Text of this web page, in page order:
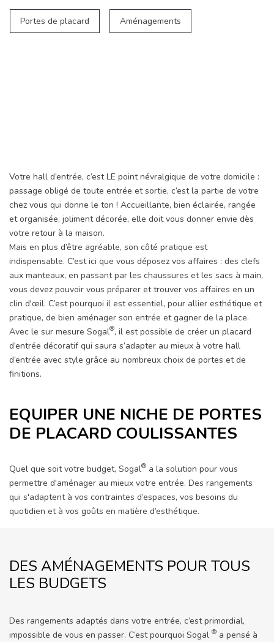
Portes de placard Aménagements
Votre hall d’entrée, c’est LE point névralgique de votre domicile :
passage obligé de toute entrée et sortie, c’est la partie de votre
chez vous qui donne le ton ! Accueillante, bien éclairée, rangée
et organisée, joliment décorée, elle doit vous donner envie dès
votre retour à la maison.
Mais en plus d’être agréable, son côté pratique est
indispensable. C’est ici que vous déposez vos affaires : des clefs
aux manteaux, en passant par les chaussures et les sacs à main,
vous devez pouvoir vous préparer et trouver vos affaires en un
clin d'œil. C’est pourquoi il est essentiel, pour allier esthétique et
pratique, de bien aménager son entrée et gagner de la place.
Avec le sur mesure Sogal®, il est possible de créer un placard
d’entrée décoratif qui saura s’adapter au mieux à votre hall
d’entrée avec style grâce au nombreux choix de portes et de
finitions.
EQUIPER UNE NICHE DE PORTES
DE PLACARD COULISSANTES
Quel que soit votre budget, Sogal® a la solution pour vous
permettre d'aménager au mieux votre entrée. Des rangements
qui s'adaptent à vos contraintes d’espaces, vos besoins du
quotidien et à vos goûts en matière d’esthétique.
DES AMÉNAGEMENTS POUR TOUS
LES BUDGETS
Des rangements adaptés dans votre entrée, c’est primordial,
impossible de vous en passer. C’est pourquoi Sogal ® a pensé à